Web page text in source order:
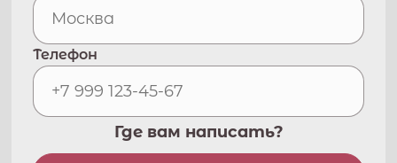
Телефон
Где вам написать?